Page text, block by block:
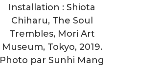
Installation : Shiota
Chiharu, The Soul
Trembles, Mori Art
Museum, Tokyo, 2019.
Photo par Sunhi Mang